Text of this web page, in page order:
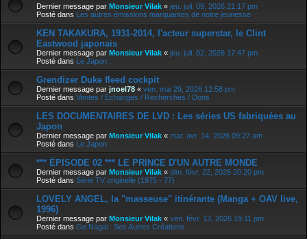
Dernier message par Monsieur Vilak « jeu. juil. 09, 2026 21:17 pm
Posté dans Les autres émissions marquantes de notre jeunesse
KEN TAKAKURA, 1931-2014, l'acteur superstar, le Clint
Eastwood japonais
Dernier message par Monsieur Vilak « jeu. juil. 02, 2026 17:47 pm
Posté dans Le Japon :
Grendizer Duke fleed cockpit
Dernier message par jnoel78 « ven. mai 29, 2026 12:58 pm
Posté dans Ventes / Echanges / Recherches / Dons
LES DOCUMENTAIRES DE LVD : Les séries US fabriquées au
Japon
Dernier message par Monsieur Vilak « mar. avr. 14, 2026 09:27 am
Posté dans Le Japon :
*** ÉPISODE 02 *** LE PRINCE D'UN AUTRE MONDE
Dernier message par Monsieur Vilak « dim. févr. 22, 2026 20:20 pm
Posté dans Série TV originelle (1975 - 77)
LOVELY ANGEL, la "masseuse" itinérante (Manga + OAV live,
1996)
Dernier message par Monsieur Vilak « ven. févr. 13, 2026 19:11 pm
Posté dans Go Nagai : Ses Autres Créations